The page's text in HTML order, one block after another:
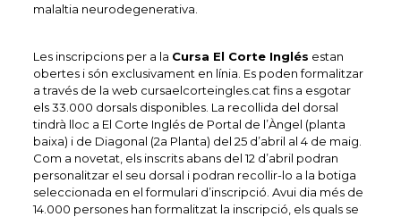
malaltia neurodegenerativa.
Les inscripcions per a la Cursa El Corte Inglés estan
obertes i són exclusivament en línia. Es poden formalitzar
a través de la web cursaelcorteingles.cat fins a esgotar
els 33.000 dorsals disponibles. La recollida del dorsal
tindrà lloc a El Corte Inglés de Portal de l’Àngel (planta
baixa) i de Diagonal (2a Planta) del 25 d’abril al 4 de maig.
Com a novetat, els inscrits abans del 12 d’abril podran
personalitzar el seu dorsal i podran recollir-lo a la botiga
seleccionada en el formulari d’inscripció. Avui dia més de
14.000 persones han formalitzat la inscripció, els quals se